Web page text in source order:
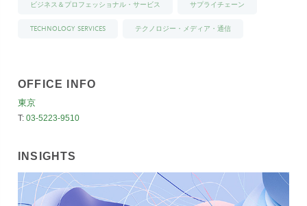
ビジネス＆プロフェッショナル・サービス サプライチェーン
TECHNOLOGY SERVICES テクノロジー・メディア・通信
OFFICE INFO
東京
T:03-5223-9510
INSIGHTS